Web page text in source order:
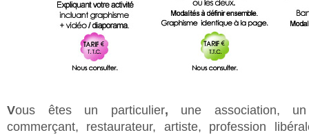
Vous êtes un particulier, une association,
commerçant, restaurateur, artiste, profession